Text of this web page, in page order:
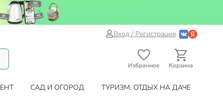
Вход / Регистрация
Избранное Корзина
САД И ОГОРОД ТУРИЗМ. ОТДЫХ НА ДАЧЕ